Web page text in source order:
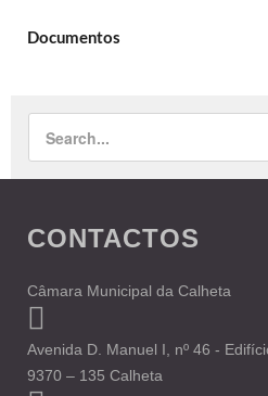
Documentos
CONTACTOS
Câmara Municipal da Calheta
Avenida D. Manuel I, nº 46 -
9370 – 135 Calheta